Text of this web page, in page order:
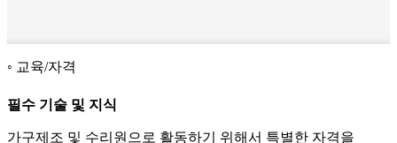
교육/자격
필수 기술 및 지식
가구제조 및 수리원으로 활동하기 위해서 특별한 자격을